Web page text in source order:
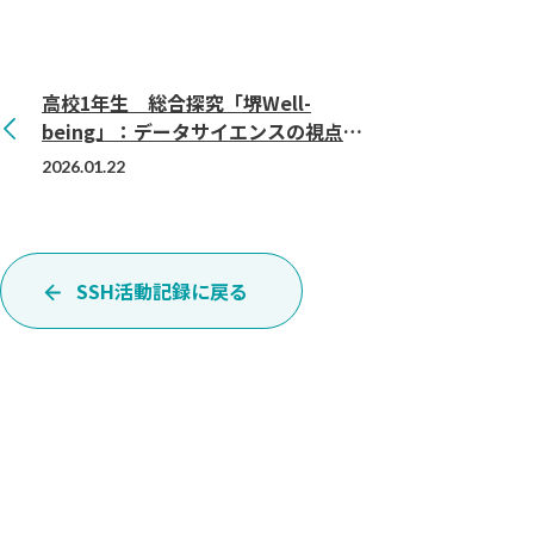
高校1年生 総合探究「堺Well-
being」：データサイエンスの視点か
ら学ぶ「伝わる」発表のコツ
2026.01.22
SSH活動記録に戻る